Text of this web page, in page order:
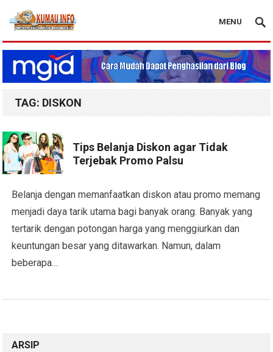
Blog Kumau Info
MENU
TAG: DISKON
Tips Belanja Diskon agar Tidak
Terjebak Promo Palsu
Belanja dengan memanfaatkan diskon atau promo memang
menjadi daya tarik utama bagi banyak orang. Banyak yang
tertarik dengan potongan harga yang menggiurkan dan
keuntungan besar yang ditawarkan. Namun, dalam
beberapa…
ARSIP